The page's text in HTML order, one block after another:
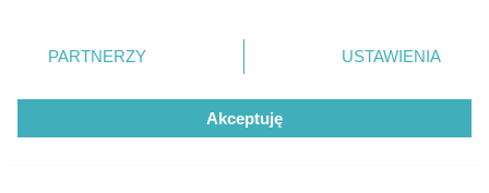
europejskiego kraju. W
Polsce nosi je zaledwie 3
kobiety
zmienić/wycofać klikając przycisk ustawień prywatności
znajdujący się w lewym dolnym rogu strony
rodzaje przetwarzania danych nie wymagają zgody
użytkownika, ale masz prawo sprzeciwić się takiemu
przetwarzaniu. Preferencje będą miały zastosowanie tylko
PARTNERZY USTAWIENIA
Akceptuję